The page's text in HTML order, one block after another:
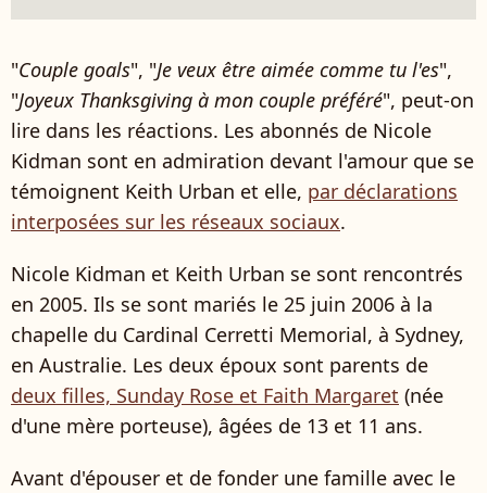
"Couple goals", "Je veux être aimée comme tu l'es",
"Joyeux Thanksgiving à mon couple préféré", peut-on
lire dans les réactions. Les abonnés de Nicole
Kidman sont en admiration devant l'amour que se
témoignent Keith Urban et elle, par déclarations
interposées sur les réseaux sociaux.
Nicole Kidman et Keith Urban se sont rencontrés
en 2005. Ils se sont mariés le 25 juin 2006 à la
chapelle du Cardinal Cerretti Memorial, à Sydney,
en Australie. Les deux époux sont parents de
deux filles, Sunday Rose et Faith Margaret (née
d'une mère porteuse), âgées de 13 et 11 ans.
Avant d'épouser et de fonder une famille avec le